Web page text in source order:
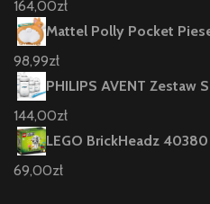
164,00zł
Mattel Polly Pocket
98,99zł
PHILIPS AVENT Zestaw
144,00zł
LEGO BrickHeadz
69,00zł